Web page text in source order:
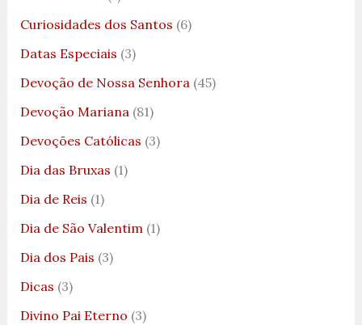
Curiosidades dos Santos (6)
Datas Especiais (3)
Devoção de Nossa Senhora(45)
Devoção Mariana(81)
Devoções Católicas (3)
Dia das Bruxas (1)
Dia de Reis (1)
Dia de São Valentim(1)
Dia dos Pais (3)
Dicas (3)
Divino Pai Eterno (3)